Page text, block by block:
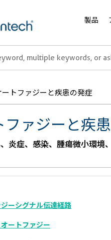
製品
ートファジーと疾患の発症
ファジーと疾
炎症、感染、腫瘍微小環境
ーシグナル伝達経路
ートファジー